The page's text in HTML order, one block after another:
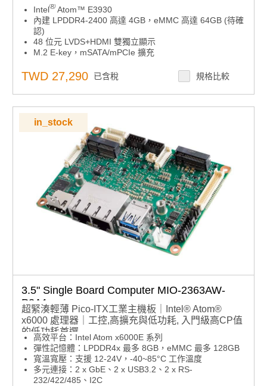
Intel®Atom™ E3930
內建 LPDDR4-2400 高達 4GB，eMMC 高達 64GB (待確
認)
48 位元 LVDS+HDMI 雙獨立顯示
M.2 E-key，mSATA/mPCIe 擴充
支援 iManager、SUSI APIs、WISE-DeviceOn 和 Edge
TWD 27,290 已含稅 規格比較
in_stock
3.5" Single Board Computer MIO-2363AW-
P3A1
超緊湊輕薄 Pico-ITX工業主機板｜Intel® Atom®
x6000 處理器｜工控,高擴充與低功耗, 入門級高CP值
的低功耗首選
高效平台：Intel Atom x6000E 系列
彈性記憶體：LPDDR4x 最多 8GB，eMMC 最多 128GB
寬溫寬壓：支援 12-24V，-40~85°C 工作溫度
多元連接：2 x GbE、2 x USB3.2、2 x RS-
232/422/485、I2C